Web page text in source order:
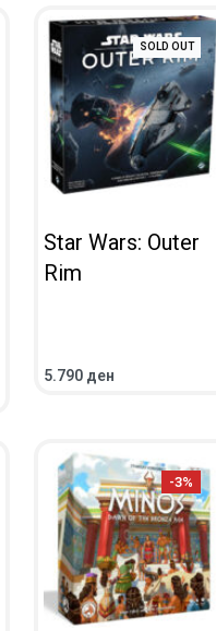
SOLD OUT
Star Wars: Outer
Rim
5.790 ден
-3%